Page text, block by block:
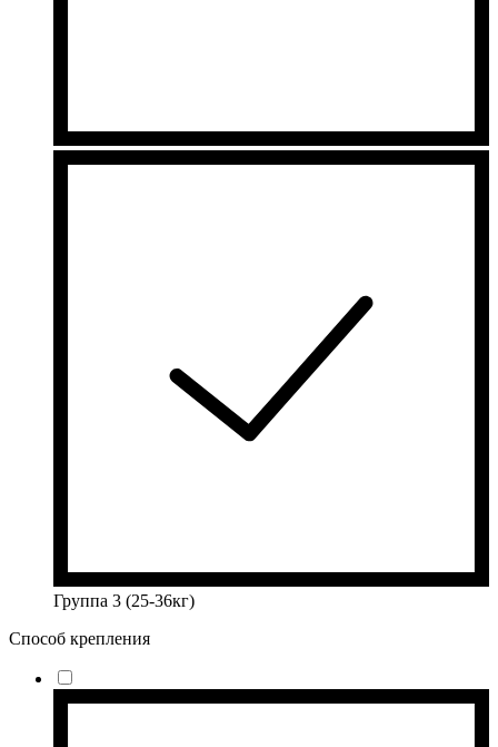
Группа 3 (25-36кг)
Способ крепления